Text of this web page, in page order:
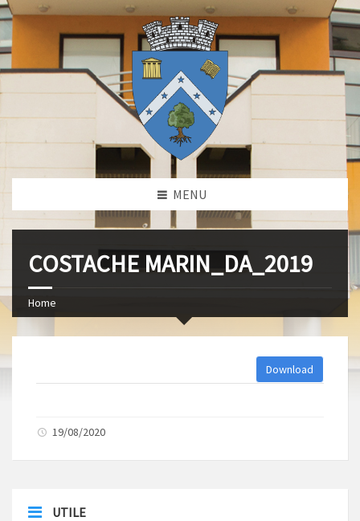
MENU
COSTACHE MARIN_DA_2019
Home
Download
19/08/2020
UTILE